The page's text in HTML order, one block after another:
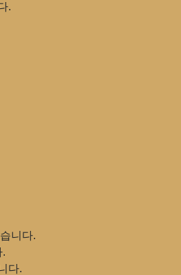
.
니다.
.
다.